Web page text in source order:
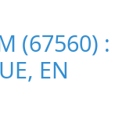
(67560) :
EN